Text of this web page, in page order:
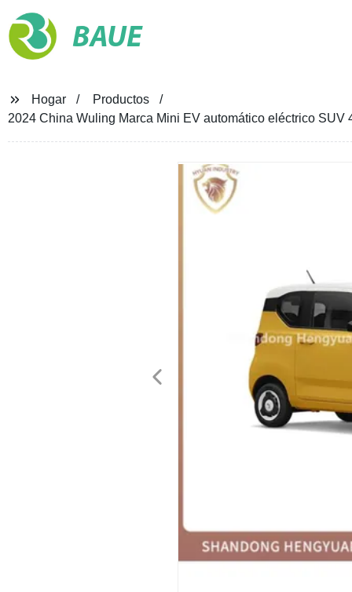
BAUE
Hogar
Productos
2024 China Wuling Marca Mini EV automático eléctrico